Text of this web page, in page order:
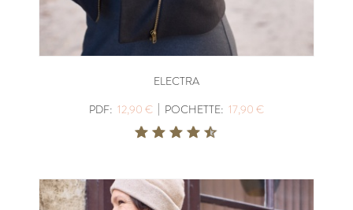
ELECTRA
PDF: 12,90 € | POCHETTE: 17,90 €